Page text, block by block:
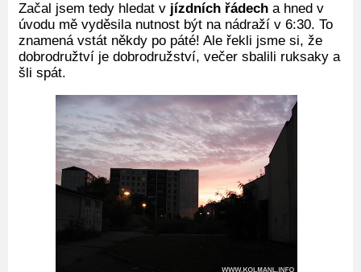
Začal jsem tedy hledat v jízdních řádech a hned v
úvodu mě vyděsila nutnost být na nádraží v 6:30. To
znamená vstát někdy po páté! Ale řekli jsme si, že
dobrodružtví je dobrodružství, večer sbalili ruksaky a
šli spát.